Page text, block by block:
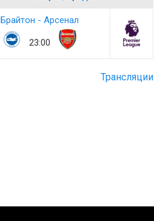
Брайтон - Арсенал
23:00
Трансляции